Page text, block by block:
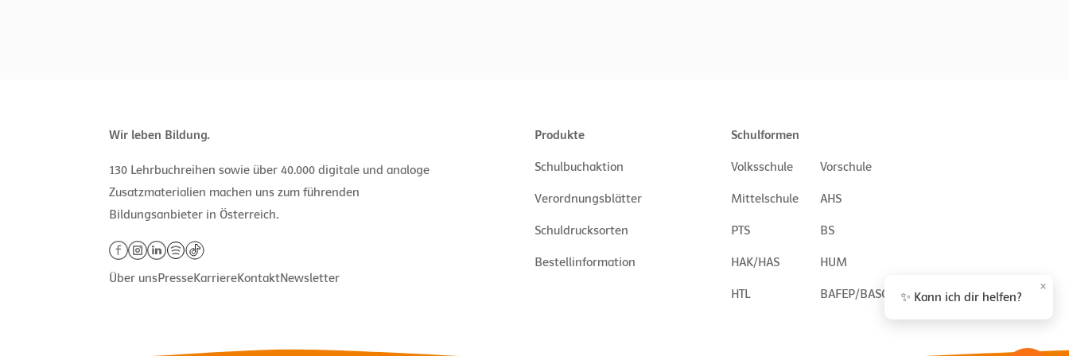
Wir leben Bildung.
130 Lehrbuchreihen sowie über 40.000 digitale und analoge
Zusatzmaterialien machen uns zum führenden
Bildungsanbieter in Österreich.
Über unsPresseKarriereKontaktNewsletter
Produkte
Schulbuchaktion
Verordnungsblätter
Schuldrucksorten
Bestellinformation
Schulformen
Volksschule Vorschule
Mittelschule AHS
PTS BS
HAK/HAS HUM
HTL BAFEP/BASOP ✨ Kann ich dir helfen?
×